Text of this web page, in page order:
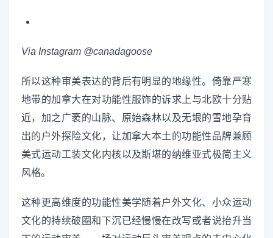
Via Instagram @canadagoose
所以这种审美表达的背后有明显的地缘性。倚靠严寒
地带的加拿大在对功能性服饰的诉求上与北欧十分贴
近，加之广袤的山脉、原始森林以及无垠的雪地孕育
出的户外探险文化，让加拿大本土的功能性品牌兼顾
美式运动工装文化内核以及斯堪的纳维亚式极简主义
风格。
这种更高维度的功能性美学随着户外文化、小众运动
文化的持续破圈和下沉已经慢慢在改写或者说抬升当